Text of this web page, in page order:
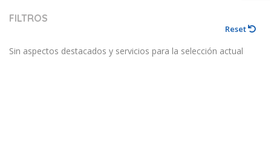
FILTROS
Reset
Sin aspectos destacados y servicios para la selección actual